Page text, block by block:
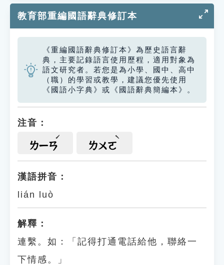
教育部重編國語辭典修訂本
《重編國語辭典修訂本》為歷史語言辭
典，主要記錄語言使用歷程，適用對象為
語文研究者。若您是為小學、國中、高中
（職）的學習或教學，建議您優先使用
《國語小字典》或《國語辭典簡編本》。
注音：
ㄌㄧㄢ ㄌㄨㄛ
漢語拼音：
lián luò
解釋：
連繫。如：「記得打通電話給他，聯絡一
下情感。」